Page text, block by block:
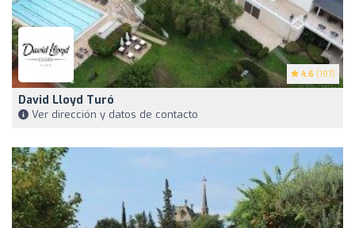
4.6 (197)
David Lloyd Turó
Ver dirección y datos de contacto